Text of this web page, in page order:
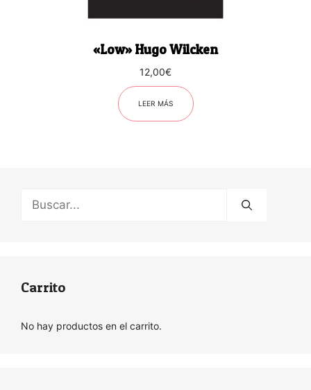
«Low» Hugo Wilcken
12,00€
LEER MÁS
Buscar:
Carrito
No hay productos en el carrito.